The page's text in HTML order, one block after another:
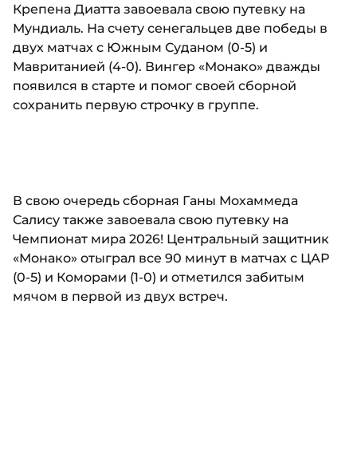
Крепена Диатта завоевала свою путевку на
Мундиаль. На счету сенегальцев две победы в
двух матчах с Южным Суданом (0-5) и
Мавританией (4-0). Вингер «Монако» дважды
появился в старте и помог своей сборной
сохранить первую строчку в группе.
В свою очередь сборная Ганы Мохаммеда
Салису также завоевала свою путевку на
Чемпионат мира 2026! Центральный защитник
«Монако» отыграл все 90 минут в матчах с ЦАР
(0-5) и Коморами (1-0) и отметился забитым
мячом в первой из двух встреч.